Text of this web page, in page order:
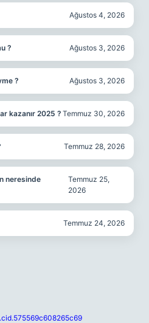
Ağustos 4, 2026
? Ağustos 3, 2026
? Ağustos 3, 2026
kazanır 2025 ? Temmuz 30, 2026
Temmuz 28, 2026
neresinde
Temmuz 25,
2026
Temmuz 24, 2026